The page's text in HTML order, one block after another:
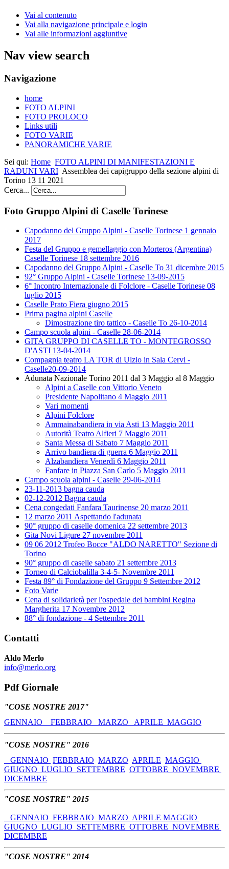
Vai al contenuto
Vai alla navigazione principale e login
Vai alle informazioni aggiuntive
Nav view search
Navigazione
home
FOTO ALPINI
FOTO PROLOCO
Links utili
FOTO VARIE
PANORAMICHE VARIE
Sei qui: Home FOTO ALPINI DI MANIFESTAZIONI E
RADUNI VARI Assemblea dei capigruppo della sezione alpini di
Torino 13 11 2021
Cerca...
Foto Gruppo Alpini di Caselle Torinese
Capodanno del Gruppo Alpini - Caselle Torinese 1 gennaio
2017
Festa del Gruppo e gemellaggio con Morteros (Argentina)
Caselle Torinese 18 settembre 2016
Capodanno del Gruppo Alpini - Caselle To 31 dicembre 2015
92° Gruppo Alpini - Caselle Torinese 13-09-2015
6° Incontro Internazionale di Folclore - Caselle Torinese 08
luglio 2015
Caselle Prato Fiera giugno 2015
Prima pagina alpini Caselle
Dimostrazione tiro tattico - Caselle To 26-10-2014
Campo scuola alpini - Caselle 28-06-2014
GITA GRUPPO DI CASELLE TO - MONTEGROSSO
D'ASTI 13-04-2014
Compagnia teatro LA TOR di Ulzio in Sala Cervi -
Caselle20-09-2014
Adunata Nazionale Torino 2011 dal 3 Maggio al 8 Maggio
Alpini a Caselle con Vittorio Veneto
Presidente Napolitano 4 Maggio 2011
Vari momenti
Alpini Folclore
Ammainabandiera in via Asti 13 Maggio 2011
Autorità Teatro Alfieri 7 Maggio 2011
Santa Messa di Sabato 7 Maggio 2011
Arrivo bandiera di guerra 6 Maggio 2011
Alzabandiera Venerdì 6 Maggio 2011
Fanfare in Piazza San Carlo 5 Maggio 2011
Campo scuola alpini - Caselle 29-06-2014
23-11-2013 bagna cauda
02-12-2012 Bagna cauda
Cena congedati Fanfara Taurinense 20 marzo 2011
12 marzo 2011 Aspettando l'adunata
90° gruppo di caselle domenica 22 settembre 2013
Gita Novi Ligure 27 novembre 2011
09 06 2012 Trofeo Bocce "ALDO NARETTO" Sezione di
Torino
90° gruppo di caselle sabato 21 settembre 2013
Torneo di Calciobalilla 3-4-5- Novembre 2011
Festa 89° di Fondazione del Gruppo 9 Settembre 2012
Foto Varie
Cena di solidarietà per l'ospedale dei bambini Regina
Margherita 17 Novembre 2012
88° di fondazione - 4 Settembre 2011
Contatti
Aldo Merlo
info@merlo.org
Pdf Giornale
"COSE NOSTRE 2017"
GENNAIO FEBBRAIO MARZO APRILE MAGGIO
"COSE NOSTRE" 2016
GENNAIO FEBBRAIO MARZO APRILE MAGGIO
GIUGNO LUGLIO SETTEMBRE OTTOBRE NOVEMBRE
DICEMBRE
"COSE NOSTRE" 2015
GENNAIO FEBBRAIO MARZO APRILE MAGGIO
GIUGNO LUGLIO SETTEMBRE OTTOBRE NOVEMBRE
DICEMBRE
"COSE NOSTRE" 2014